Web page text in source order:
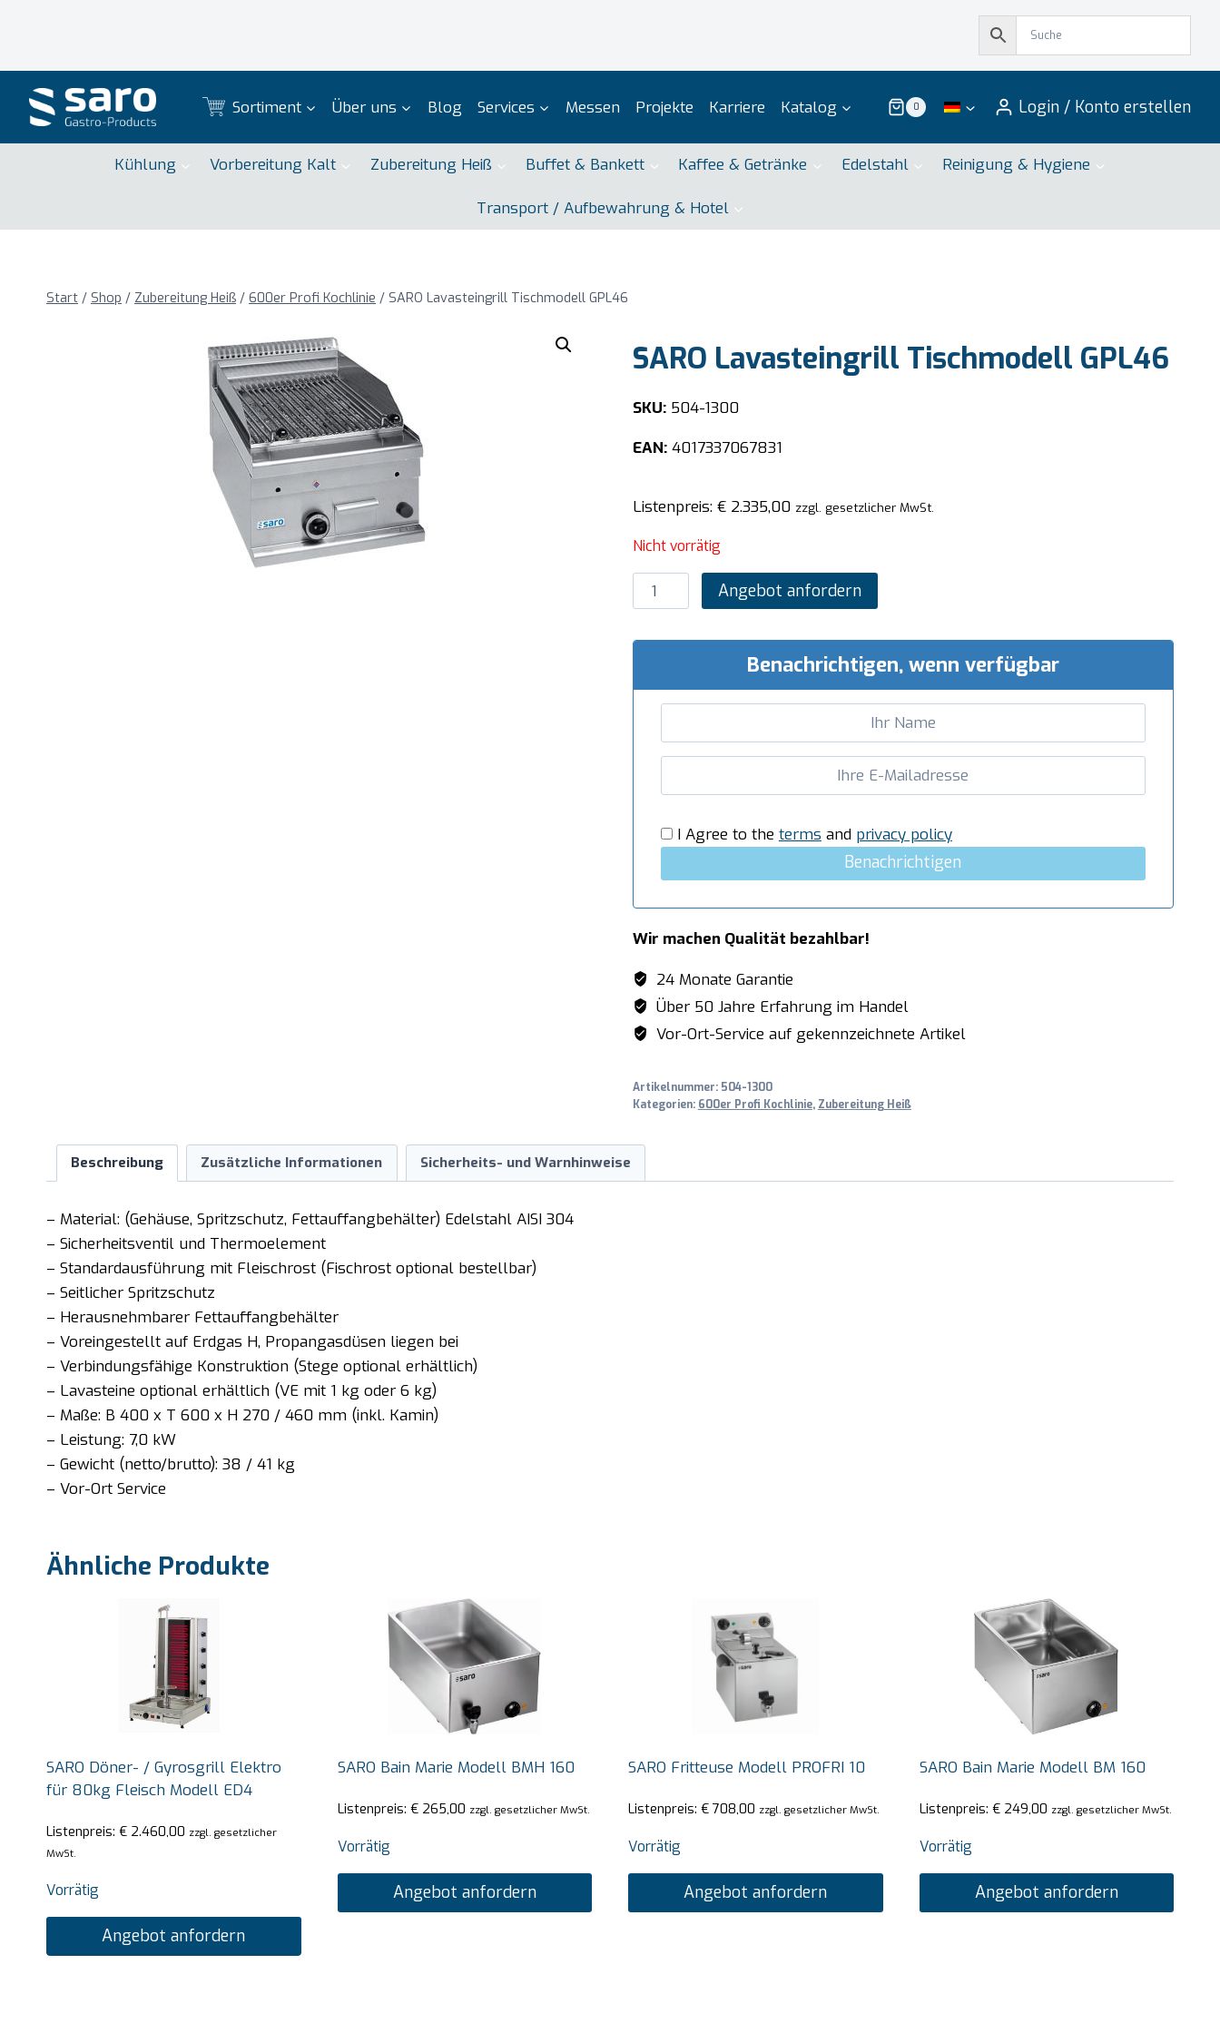
Sortiment Über uns Blog Services Messen Projekte Karriere Katalog 0 Login / Konto erstellen
Kühlung Vorbereitung Kalt Zubereitung Heiß Buffet & Bankett Kaffee & Getränke Edelstahl Reinigung & Hygiene
Transport / Aufbewahrung & Hotel
Start / Shop / Zubereitung Heiß / 600er Profi Kochlinie / SARO Lavasteingrill Tischmodell GPL46
SARO Lavasteingrill Tischmodell GPL46
SKU:504-1300
EAN:4017337067831
Listenpreis: €2.335,00 zzgl. gesetzlicher MwSt.
Nicht vorrätig
SARO
Lavasteingrill
Angebot anfordern
Benachrichtigen, wenn verfügbar
I Agree to the terms and privacy policy
Benachrichtigen
Wir machen Qualität bezahlbar!
24 Monate Garantie
Über 50 Jahre Erfahrung im Handel
Vor-Ort-Service auf gekennzeichnete Artikel
Artikelnummer: 504-1300
Kategorien: 600er Profi Kochlinie, Zubereitung Heiß
Beschreibung Zusätzliche Informationen Sicherheits- und Warnhinweise
– Material: (Gehäuse, Spritzschutz, Fettauffangbehälter) Edelstahl AISI 304
– Sicherheitsventil und Thermoelement
– Standardausführung mit Fleischrost (Fischrost optional bestellbar)
– Seitlicher Spritzschutz
– Herausnehmbarer Fettauffangbehälter
– Voreingestellt auf Erdgas H, Propangasdüsen liegen bei
– Verbindungsfähige Konstruktion (Stege optional erhältlich)
– Lavasteine optional erhältlich (VE mit 1 kg oder 6 kg)
– Maße: B 400 x T 600 x H 270 / 460 mm (inkl. Kamin)
– Leistung: 7,0 kW
– Gewicht (netto/brutto): 38 / 41 kg
– Vor-Ort Service
Ähnliche Produkte
SARO Döner- / Gyrosgrill Elektro
für 80kg Fleisch Modell ED4
Listenpreis: € 2.460,00 zzgl. gesetzlicher
MwSt.
Vorrätig
Angebot anfordern
SARO Bain Marie Modell BMH 160
Listenpreis: €265,00 zzgl. gesetzlicher MwSt.
Vorrätig
Angebot anfordern
SARO Fritteuse Modell PROFRI 10
Listenpreis: € 708,00 zzgl. gesetzlicher MwSt.
Vorrätig
Angebot anfordern
SARO Bain Marie Modell BM 160
Listenpreis: €249,00 zzgl. gesetzlicher MwSt.
Vorrätig
Angebot anfordern